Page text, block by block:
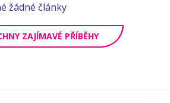
žádné články
ZAJÍMAVÉ PŘÍBĚHY